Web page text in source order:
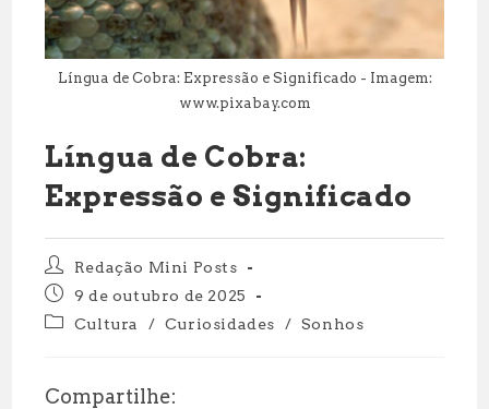
Língua de Cobra: Expressão e Significado - Imagem:
www.pixabay.com
Língua de Cobra:
Expressão e Significado
Autor
do
post:
Redação Mini Posts
Post
publicado:
9 de outubro de 2025
Categoria
Cultura / Curiosidades / Sonhos
Compartilhe: